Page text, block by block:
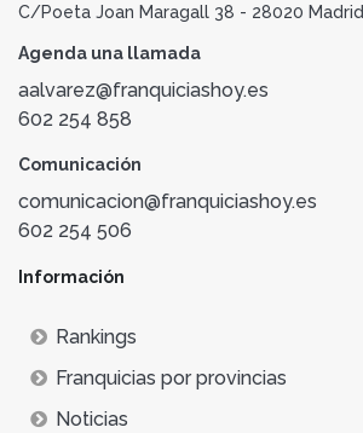
C/Poeta Joan Maragall 38 - 28020 Madrid
Agenda una llamada
aalvarez@franquiciashoy.es
602 254 858
Comunicación
comunicacion@franquiciashoy.es
602 254 506
Información
Rankings
Franquicias por provincias
Noticias